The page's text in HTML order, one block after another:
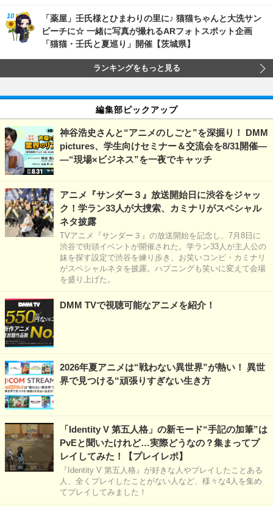
「薬屋」壬氏様とひまわりの里に♪ 猫猫ちゃんと大洗サン
ビーチに☆ 一緒に写真が撮れるARフォトスポット企画
「猫猫・壬氏と夏巡り」開催【茨城県】
ランキングをもっと見る
編集部ピックアップ
神谷浩史さんと“アニメのしごと”を深掘り！ DMM
pictures、学生向けセミナー＆交流会を8/31開催―
―“現場×ビジネス”を一夜でキャッチ
アニメ『サンダー３』放送開始日に渋谷をジャッ
ク！学ラン33人が大捜索、カミナリがスペシャル
ネタ披露
TVアニメ『サンダー３』の放送開始を記念し、7月8日に
渋谷で街頭イベントが開催された。学ラン33人が主人公の
妹を探す設定で渋谷を練り歩き、お笑いコンビ・カミナリ
がスペシャルネタを披露。ハプニングも笑いに変えて会場
を盛り上げた。
DMM TVで視聴可能なアニメを紹介！
2026年夏アニメは“戦わない異世界”が熱い！ 異世
界で見つける“頑張りすぎない生き方
「Identity V 第五人格」の新モード“手記の加筆”は
PvEと聞いたけれど…実際どうなの？集まってプ
レイしてみた！【プレイレポ】
『Identity V 第五人格』が好きな人やプレイしたことある
人、全くプレイしたことがない人など、様々な4人を集め
てプレイしてみました！